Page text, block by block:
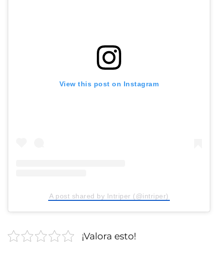
View this post on Instagram
A post shared by Intriper (@intriper)
¡Valora esto!